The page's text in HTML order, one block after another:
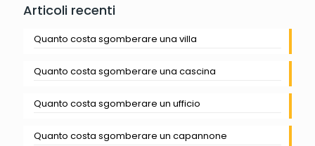
Articoli recenti
Quanto costa sgomberare una villa
Quanto costa sgomberare una cascina
Quanto costa sgomberare un ufficio
Quanto costa sgomberare un capannone